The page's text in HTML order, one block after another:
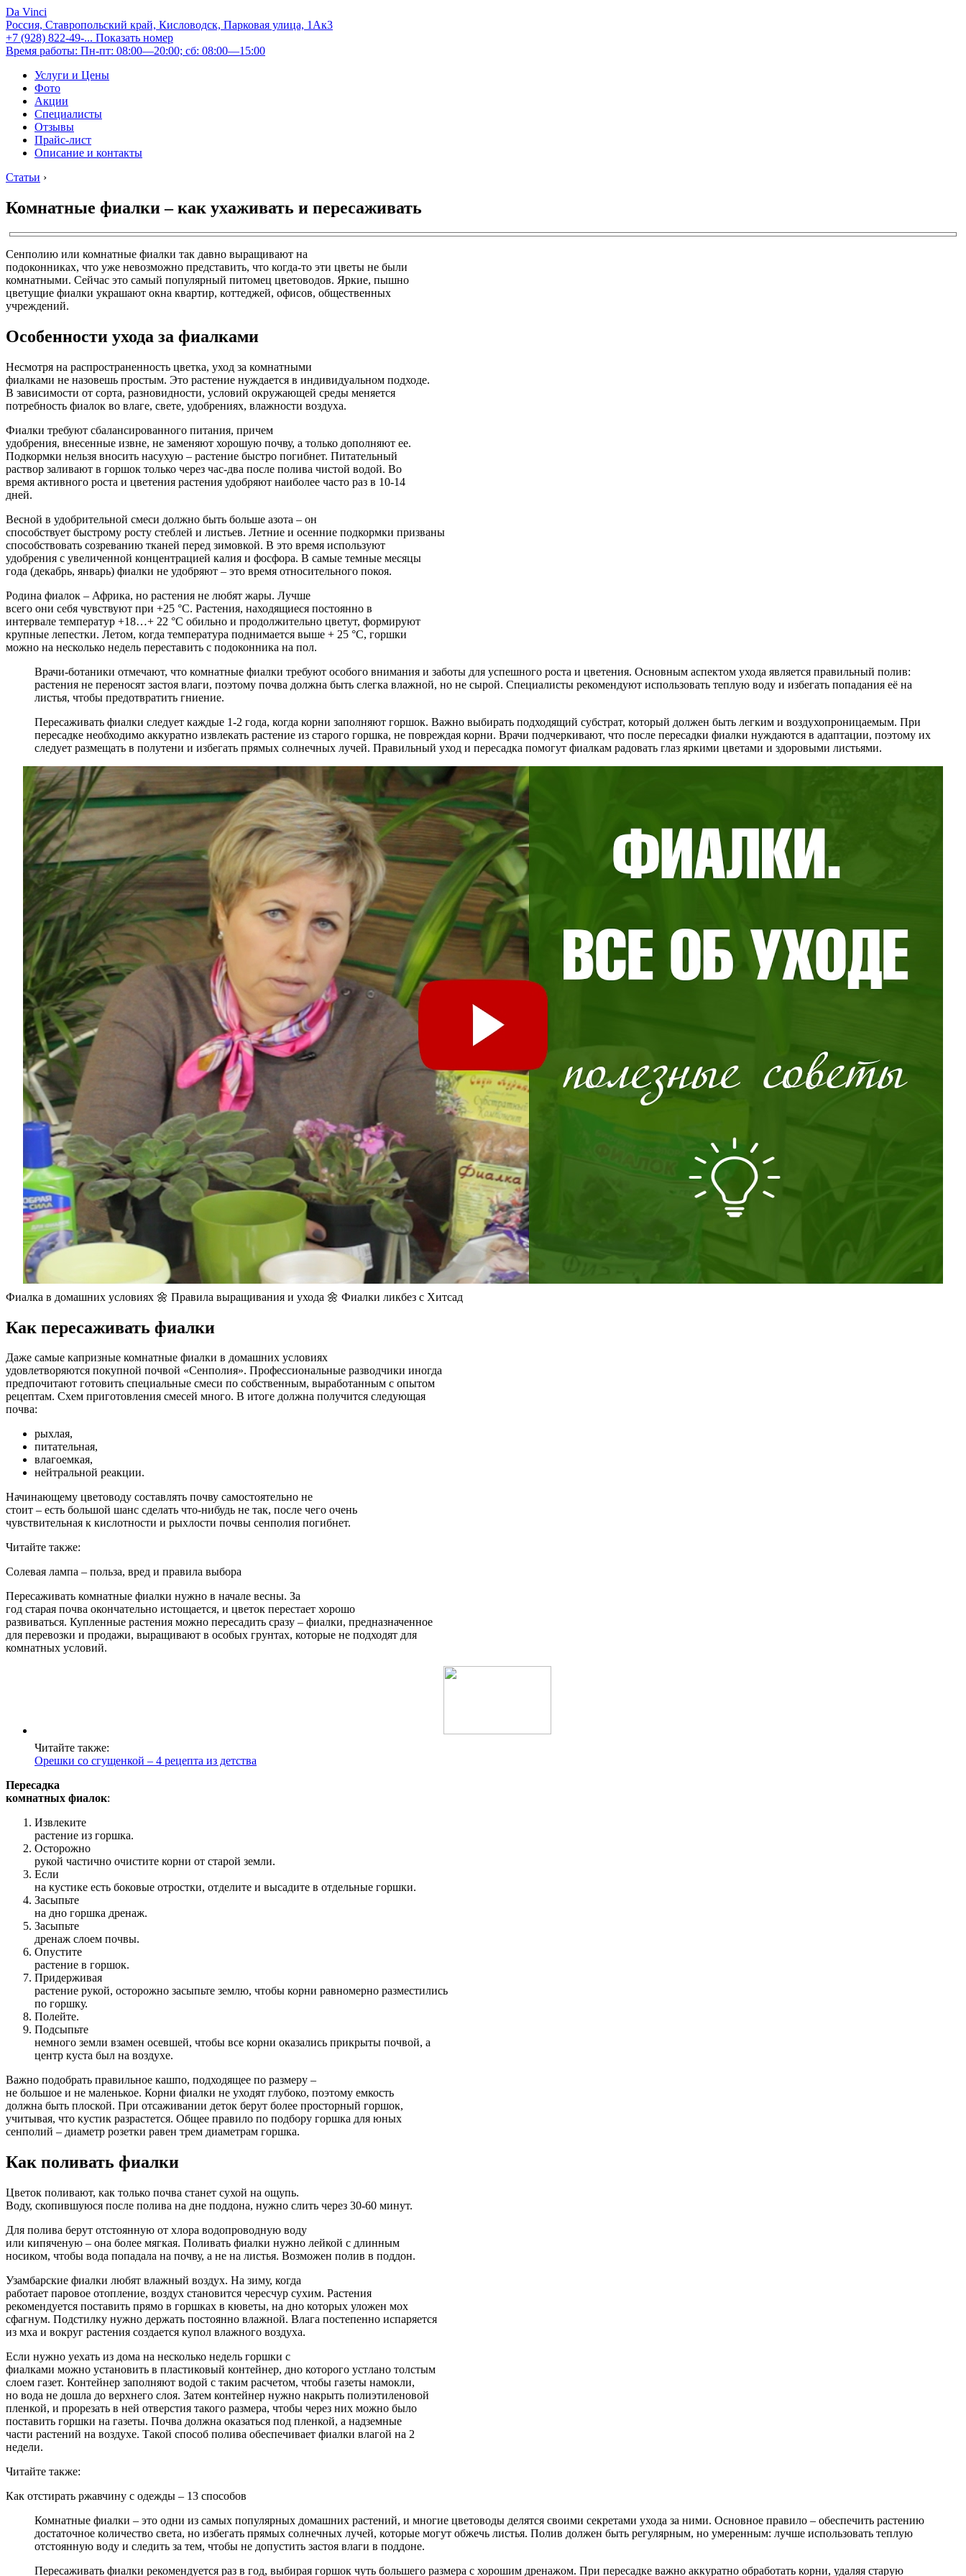
Da Vinci
Россия, Ставропольский край, Кисловодск, Парковая улица, 1Ак3
+7 (928) 822-49-... Показать номер
Время работы: Пн-пт: 08:00—20:00; сб: 08:00—15:00
Услуги и Цены
Фото
Акции
Специалисты
Отзывы
Прайс-лист
Описание и контакты
Статьи ›
Комнатные фиалки – как ухаживать и пересаживать
Сенполию или комнатные фиалки так давно выращивают на
подоконниках, что уже невозможно представить, что когда-то эти цветы не были
комнатными. Сейчас это самый популярный питомец цветоводов. Яркие, пышно
цветущие фиалки украшают окна квартир, коттеджей, офисов, общественных
учреждений.
Особенности ухода за фиалками
Несмотря на распространенность цветка, уход за комнатными
фиалками не назовешь простым. Это растение нуждается в индивидуальном подходе.
В зависимости от сорта, разновидности, условий окружающей среды меняется
потребность фиалок во влаге, свете, удобрениях, влажности воздуха.
Фиалки требуют сбалансированного питания, причем
удобрения, внесенные извне, не заменяют хорошую почву, а только дополняют ее.
Подкормки нельзя вносить насухую – растение быстро погибнет. Питательный
раствор заливают в горшок только через час-два после полива чистой водой. Во
время активного роста и цветения растения удобряют наиболее часто раз в 10-14
дней.
Весной в удобрительной смеси должно быть больше азота – он
способствует быстрому росту стеблей и листьев. Летние и осенние подкормки призваны
способствовать созреванию тканей перед зимовкой. В это время используют
удобрения с увеличенной концентрацией калия и фосфора. В самые темные месяцы
года (декабрь, январь) фиалки не удобряют – это время относительного покоя.
Родина фиалок – Африка, но растения не любят жары. Лучше
всего они себя чувствуют при +25 °C. Растения, находящиеся постоянно в
интервале температур +18…+ 22 °C обильно и продолжительно цветут, формируют
крупные лепестки. Летом, когда температура поднимается выше + 25 °C, горшки
можно на несколько недель переставить с подоконника на пол.
Врачи-ботаники отмечают, что комнатные фиалки требуют особого внимания и заботы для успешного роста и цветения. Основным аспектом ухода является правильный полив:
растения не переносят застоя влаги, поэтому почва должна быть слегка влажной, но не сырой. Специалисты рекомендуют использовать теплую воду и избегать попадания её на
листья, чтобы предотвратить гниение.
Пересаживать фиалки следует каждые 1-2 года, когда корни заполняют горшок. Важно выбирать подходящий субстрат, который должен быть легким и воздухопроницаемым. При
пересадке необходимо аккуратно извлекать растение из старого горшка, не повреждая корни. Врачи подчеркивают, что после пересадки фиалки нуждаются в адаптации, поэтому их
следует размещать в полутени и избегать прямых солнечных лучей. Правильный уход и пересадка помогут фиалкам радовать глаз яркими цветами и здоровыми листьями.
Фиалка в домашних условиях 🌼 Правила выращивания и ухода 🌼 Фиалки ликбез с Хитсад
Как пересаживать фиалки
Даже самые капризные комнатные фиалки в домашних условиях
удовлетворяются покупной почвой «Сенполия». Профессиональные разводчики иногда
предпочитают готовить специальные смеси по собственным, выработанным с опытом
рецептам. Схем приготовления смесей много. В итоге должна получится следующая
почва:
рыхлая,
питательная,
влагоемкая,
нейтральной реакции.
Начинающему цветоводу составлять почву самостоятельно не
стоит – есть большой шанс сделать что-нибудь не так, после чего очень
чувствительная к кислотности и рыхлости почвы сенполия погибнет.
Читайте также:
Солевая лампа – польза, вред и правила выбора
Пересаживать комнатные фиалки нужно в начале весны. За
год старая почва окончательно истощается, и цветок перестает хорошо
развиваться. Купленные растения можно пересадить сразу – фиалки, предназначенное
для перевозки и продажи, выращивают в особых грунтах, которые не подходят для
комнатных условий.
Читайте также:
Орешки со сгущенкой – 4 рецепта из детства
Пересадка
комнатных фиалок:
Извлеките
растение из горшка.
Осторожно
рукой частично очистите корни от старой земли.
Если
на кустике есть боковые отростки, отделите и высадите в отдельные горшки.
Засыпьте
на дно горшка дренаж.
Засыпьте
дренаж слоем почвы.
Опустите
растение в горшок.
Придерживая
растение рукой, осторожно засыпьте землю, чтобы корни равномерно разместились
по горшку.
Полейте.
Подсыпьте
немного земли взамен осевшей, чтобы все корни оказались прикрыты почвой, а
центр куста был на воздухе.
Важно подобрать правильное кашпо, подходящее по размеру –
не большое и не маленькое. Корни фиалки не уходят глубоко, поэтому емкость
должна быть плоской. При отсаживании деток берут более просторный горшок,
учитывая, что кустик разрастется. Общее правило по подбору горшка для юных
сенполий – диаметр розетки равен трем диаметрам горшка.
Как поливать фиалки
Цветок поливают, как только почва станет сухой на ощупь.
Воду, скопившуюся после полива на дне поддона, нужно слить через 30-60 минут.
Для полива берут отстоянную от хлора водопроводную воду
или кипяченую – она более мягкая. Поливать фиалки нужно лейкой с длинным
носиком, чтобы вода попадала на почву, а не на листья. Возможен полив в поддон.
Узамбарские фиалки любят влажный воздух. На зиму, когда
работает паровое отопление, воздух становится чересчур сухим. Растения
рекомендуется поставить прямо в горшках в кюветы, на дно которых уложен мох
сфагнум. Подстилку нужно держать постоянно влажной. Влага постепенно испаряется
из мха и вокруг растения создается купол влажного воздуха.
Если нужно уехать из дома на несколько недель горшки с
фиалками можно установить в пластиковый контейнер, дно которого устлано толстым
слоем газет. Контейнер заполняют водой с таким расчетом, чтобы газеты намокли,
но вода не дошла до верхнего слоя. Затем контейнер нужно накрыть полиэтиленовой
пленкой, и прорезать в ней отверстия такого размера, чтобы через них можно было
поставить горшки на газеты. Почва должна оказаться под пленкой, а надземные
части растений на воздухе. Такой способ полива обеспечивает фиалки влагой на 2
недели.
Читайте также:
Как отстирать ржавчину с одежды – 13 способов
Комнатные фиалки – это одни из самых популярных домашних растений, и многие цветоводы делятся своими секретами ухода за ними. Основное правило – обеспечить растению
достаточное количество света, но избегать прямых солнечных лучей, которые могут обжечь листья. Полив должен быть регулярным, но умеренным: лучше использовать теплую
отстоянную воду и следить за тем, чтобы не допустить застоя влаги в поддоне.
Пересаживать фиалки рекомендуется раз в год, выбирая горшок чуть большего размера с хорошим дренажом. При пересадке важно аккуратно обработать корни, удаляя старую